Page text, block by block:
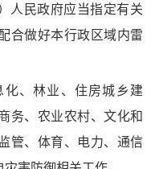
人民政府应当指定有关
合做好本行政区域内雷
、林业、住房城乡建
务、农业农村、文化和
管、体育、电力、通信